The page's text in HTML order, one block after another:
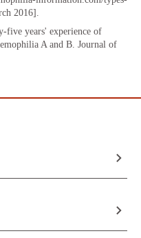
2016].
five years' experience of
A and B. Journal of